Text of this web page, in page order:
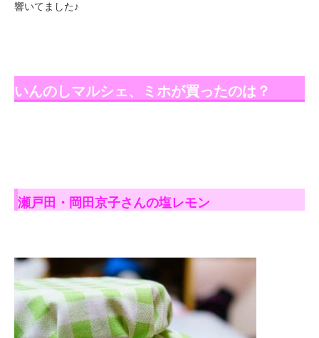
響いてました♪
いんのしマルシェ、ミホが買ったのは？
瀬戸田・岡田京子さんの塩レモン